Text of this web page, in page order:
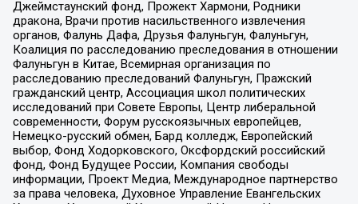
Джеймстаунский фонд, Прожект Хармони, Родники
дракона, Врачи против насильственного извлечения
органов, Фалунь Дафа, Друзья Фалуньгун, Фалуньгун,
Коалиция по расследованию преследования в отношении
Фалуньгун в Китае, Всемирная организация по
расследованию преследований Фалуньгун, Пражский
гражданский центр, Ассоциация школ политических
исследований при Совете Европы, Центр либеральной
современности, Форум русскоязычных европейцев,
Немецко-русский обмен, Бард колледж, Европейский
выбор, Фонд Ходорковского, Оксфордский российский
фонд, Фонд Будущее России, Компания свободы
информации, Проект Медиа, Международное партнерство
за права человека, Духовное Управление Евангельских